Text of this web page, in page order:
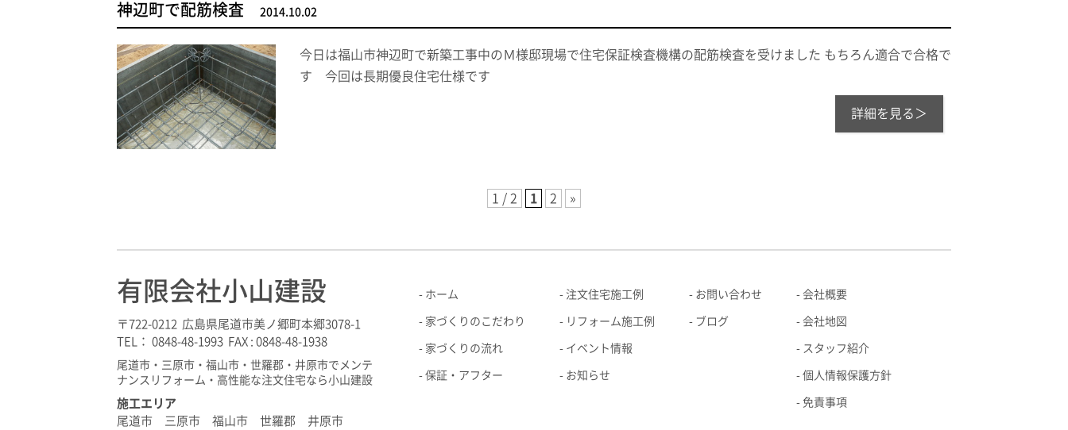
神辺町で配筋検査 2014.10.02
今日は福山市神辺町で新築工事中のＭ様邸現場で住宅保証検査機構の配筋検査を受けました もちろん適合で合格で
す 今回は長期優良住宅仕様です
詳細を見る＞
1 / 2 1 2 »
ホーム
家づくりのこだわり
家づくりの流れ
保証・アフター
注文住宅施工例
リフォーム施工例
イベント情報
お知らせ
お問い合わせ
ブログ
会社概要
会社地図
スタッフ紹介
個人情報保護方針
免責事項
有限会社小山建設
〒722-0212 広島県尾道市美ノ郷町本郷3078-1
TEL： 0848-48-1993 FAX : 0848-48-1938
尾道市・三原市・福山市・世羅郡・井原市でメンテ
ナンスリフォーム・高性能な注文住宅なら小山建設
施工エリア
尾道市 三原市 福山市 世羅郡 井原市